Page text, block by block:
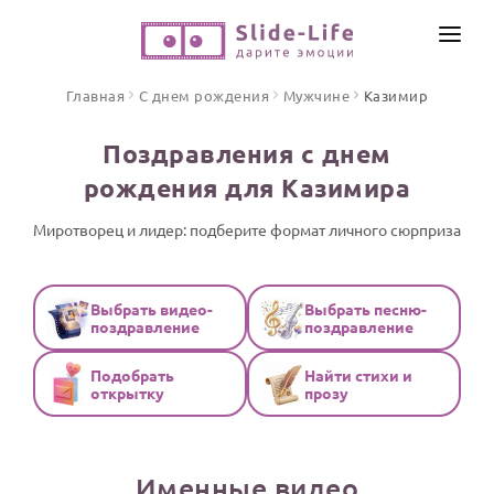
ПО ФОРМАТУ
Видео поздравления
Открытки
Стихи и тексты
ПРАЗДНИКИ
С Днем рождения
ИНСТРУМЕНТЫ
ОТЗЫВЫ
Главная С днем рождения Мужчине Казимир
Поздравления с днем
рождения для Казимира
Миротворец и лидер: подберите формат личного сюрприза
Выбрать видео-
поздравление
Выбрать песню-
поздравление
Подобрать
открытку
Найти стихи и
прозу